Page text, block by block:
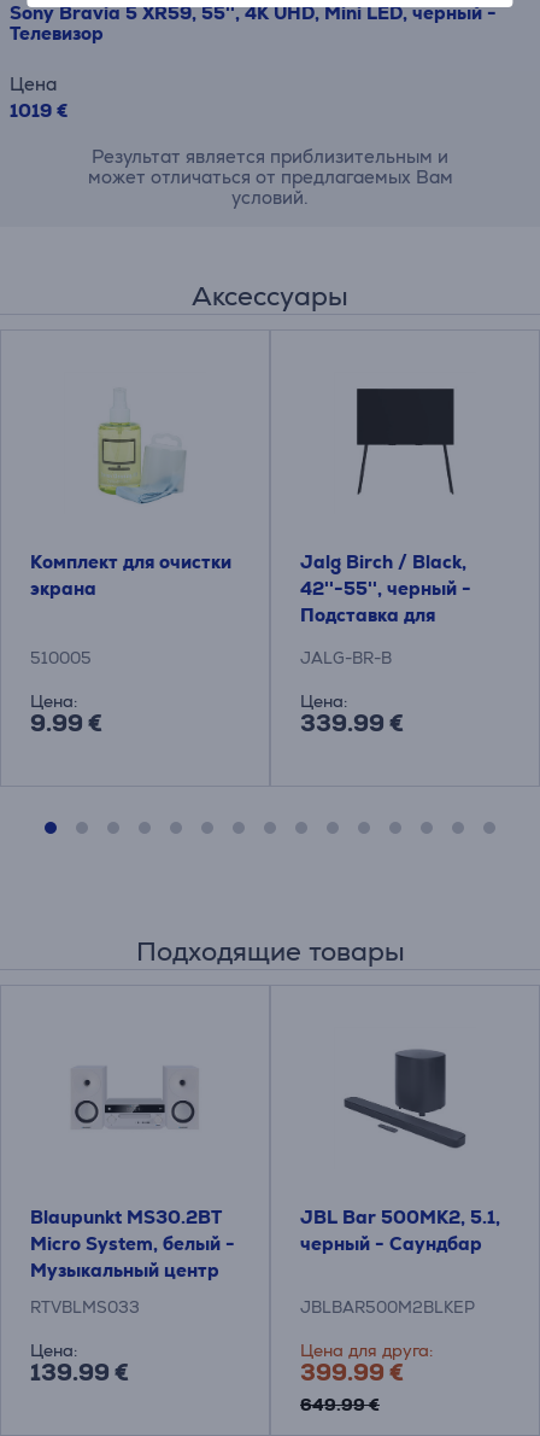
Sony Bravia 5 XR59, 55'', 4K UHD, Mini LED, черный -
Телевизор
Цена
1019 €
Результат является приблизительным и
может отличаться от предлагаемых Вам
условий.
Аксессуары
Комплект для очистки
экрана
510005
Цена:
9.99 €
Jalg Birch / Black,
42''-55'', черный -
Подставка для
JALG-BR-B
Цена:
339.99 €
Подходящие товары
Blaupunkt MS30.2BT
Micro System, белый -
Музыкальный центр
RTVBLMS033
Цена:
139.99 €
JBL Bar 500MK2, 5.1,
черный - Саундбар
JBLBAR500M2BLKEP
Цена для друга:
399.99 €
649.99 €